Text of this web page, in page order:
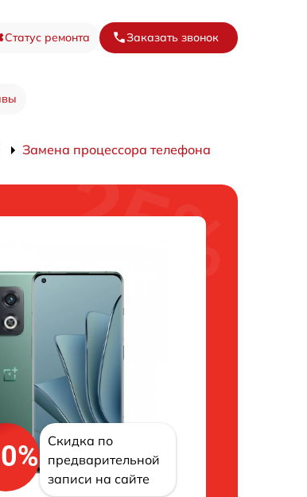
Статус ремонта Заказать звонок
Замена процессора телефона
Скидка по
предварительной
записи на сайте